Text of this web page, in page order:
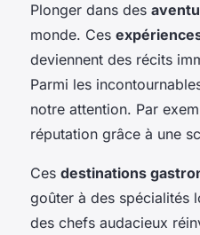
Plonger dans des
monde. Ces
deviennent des récits
Parmi les
notre attention. Par
réputation grâce à une
Ces destinations
goûter à des spécialités
des chefs audacieux